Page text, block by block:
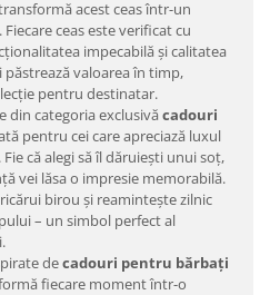
acest ceas într-un
ceas este verificat cu
impecabilă și calitatea
păstrează valoarea în timp,
pentru destinatar.
din categoria exclusivăcadouri
pentru cei care apreciază luxul
că alegi să îl dăruiești unui soț,
vei lăsa o impresie memorabilă.
birou și reamintește zilnic
– un simbol perfect al
decadouri pentru bărbați
fiecare moment într-o